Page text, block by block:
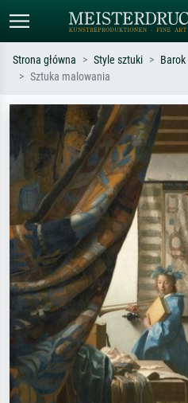
Szukaj wg artysty, tytułu lub stylu – np.
Monet, Gwiaździsta noc,
impresjonizm, fala Hokusaia, akt.
Strona główna Style sztuki Barok
Sztuka malowania